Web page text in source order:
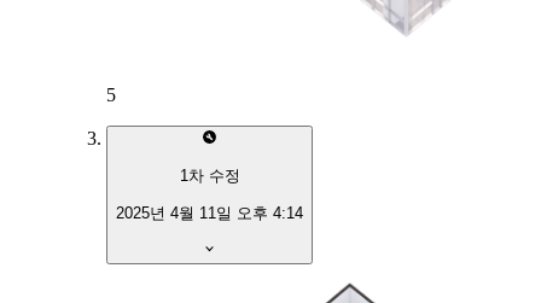
5
1 차 수정
2025년 4월 11일 오후 4:14